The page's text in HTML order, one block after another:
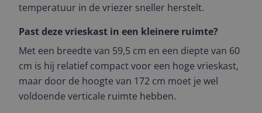
temperatuur in de vriezer sneller herstelt.
Past deze vrieskast in een kleinere ruimte?
Met een breedte van 59,5 cm en een diepte van 60
cm is hij relatief compact voor een hoge vrieskast,
maar door de hoogte van 172 cm moet je wel
voldoende verticale ruimte hebben.